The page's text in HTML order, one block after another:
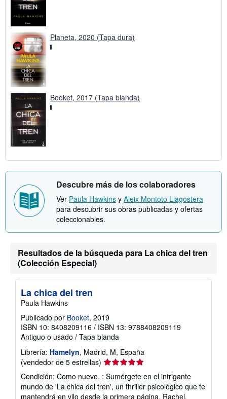
Planeta, 2020 (Tapa dura)
Booket, 2017 (Tapa blanda)
Descubre más de los colaboradores
Ver Paula Hawkins y Aleix Montoto Llagostera
para descubrir sus obras publicadas y ofertas
coleccionables.
Resultados de la búsqueda para La chica del tren
(Colección Especial)
La chica del tren
Paula Hawkins
Publicado por Booket, 2019
ISBN 10: 8408209116 / ISBN 13: 9788408209119
Antiguo o usado / Tapa blanda
Librería: Hamelyn, Madrid, M, España
(vendedor de 5 estrellas) Calificación
del
vendedor:
5
Condición: Como nuevo. : Sumérgete en el intrigante
mundo de 'La chica del tren', un thriller psicológico que te
mantendrá en vilo desde la primera página. Rachel,